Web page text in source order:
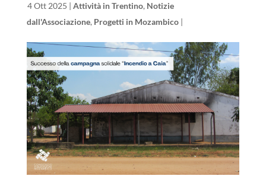
4 Ott 2025 | Attività in Trentino, Notizie
dall'Associazione, Progetti in Mozambico|